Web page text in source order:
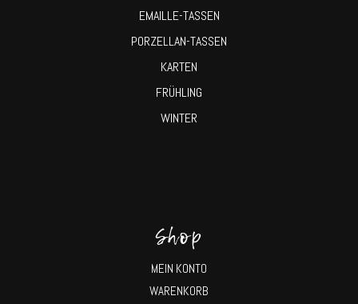
EMAILLE-TASSEN
PORZELLAN-TASSEN
KARTEN
FRÜHLING
WINTER
Shop
MEIN KONTO
WARENKORB